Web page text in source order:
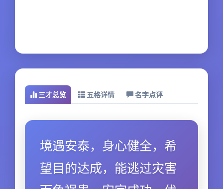
三才总览 五格详情 名字点评
境遇安泰，身心健全，希
望目的达成，能逃过灾害